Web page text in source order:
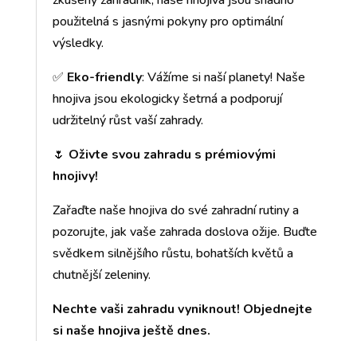
použitelná s jasnými pokyny pro optimální
výsledky.
✅ Eko-friendly: Vážíme si naší planety! Naše
hnojiva jsou ekologicky šetrná a podporují
udržitelný růst vaší zahrady.
🌷 Oživte svou zahradu s prémiovými
hnojivy!
Zařaďte naše hnojiva do své zahradní rutiny a
pozorujte, jak vaše zahrada doslova ožije. Buďte
svědkem silnějšího růstu, bohatších květů a
chutnější zeleniny.
Nechte vaši zahradu vyniknout! Objednejte
si naše hnojiva ještě dnes.